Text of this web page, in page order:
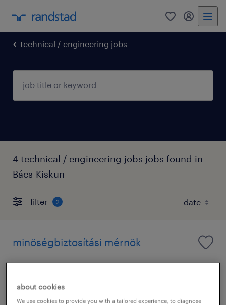
0 my
technical / engineering jobs
4 technical / engineering jobs jobs found in
Bács-Kiskun
filter 2
minőségbiztosítási mérnök
baja, bács-kiskun
permanent
főiskolai, egyetemi végzettség / university
about cookies
We use cookies to provide you with a tailored experience, to diagnose